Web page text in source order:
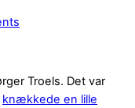
Troels. Det var
knækkede en lille